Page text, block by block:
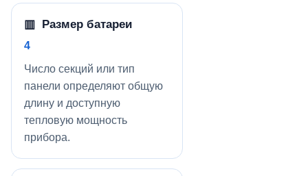
▥ Размер батареи
4
Число секций или тип
панели определяют общую
длину и доступную
тепловую мощность
прибора.